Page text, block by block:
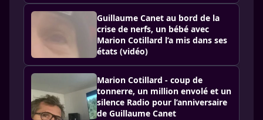
Guillaume Canet au bord de la
crise de nerfs, un bébé avec
Marion Cotillard l’a mis dans ses
états (vidéo)
Marion Cotillard - coup de
tonnerre, un million envolé et un
silence Radio pour l’anniversaire
de Guillaume Canet